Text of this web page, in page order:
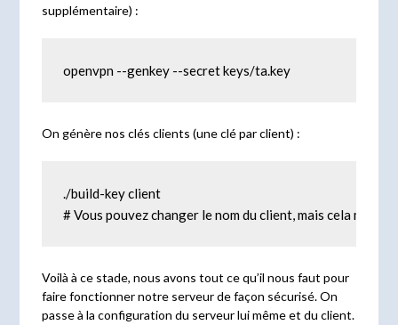
supplémentaire) :
openvpn --genkey --secret keys/ta.key
On génère nos clés clients (une clé par client) :
./build-key client
# Vous pouvez changer le nom du client, mais cela
Voilà à ce stade, nous avons tout ce qu’il nous faut pour
faire fonctionner notre serveur de façon sécurisé. On
passe à la configuration du serveur lui même et du client.